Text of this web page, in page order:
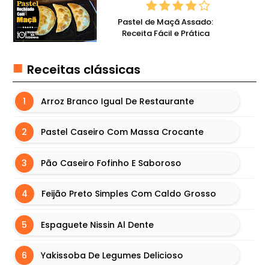
N
F
O
M
A
Ç
Õ
E
S
Ú
T
E
I
S
L
A
Pastel de Maçã Assado:
Receita Fácil e Prática
Receitas clássicas
Arroz Branco Igual De Restaurante
Pastel Caseiro Com Massa Crocante
Pão Caseiro Fofinho E Saboroso
Feijão Preto Simples Com Caldo Grosso
Espaguete Nissin Al Dente
Yakissoba De Legumes Delicioso